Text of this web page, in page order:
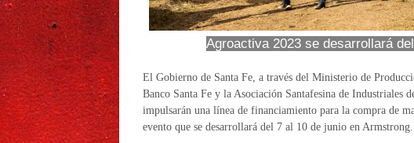
Agroactiva 2023 se desarrollará
El Gobierno de Santa Fe, a través del Ministerio de
Banco Santa Fe y la Asociación Santafesina de
impulsarán una línea de financiamiento para la compra de
evento que se desarrollará del 7 al 10 de junio en Armstrong.